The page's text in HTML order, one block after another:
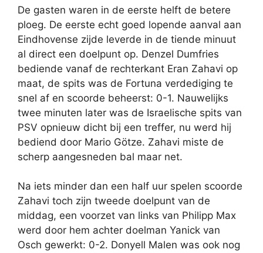
De gasten waren in de eerste helft de betere
ploeg. De eerste echt goed lopende aanval aan
Eindhovense zijde leverde in de tiende minuut
al direct een doelpunt op. Denzel Dumfries
bediende vanaf de rechterkant Eran Zahavi op
maat, de spits was de Fortuna verdediging te
snel af en scoorde beheerst: 0-1. Nauwelijks
twee minuten later was de Israelische spits van
PSV opnieuw dicht bij een treffer, nu werd hij
bediend door Mario Götze. Zahavi miste de
scherp aangesneden bal maar net.
Na iets minder dan een half uur spelen scoorde
Zahavi toch zijn tweede doelpunt van de
middag, een voorzet van links van Philipp Max
werd door hem achter doelman Yanick van
Osch gewerkt: 0-2. Donyell Malen was ook nog